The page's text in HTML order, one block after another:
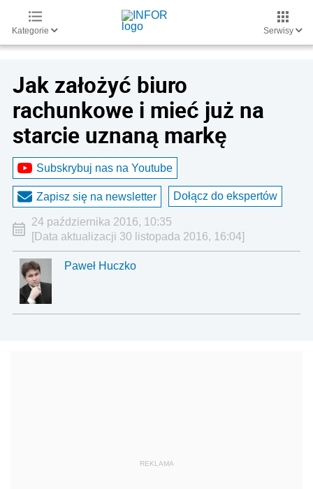
Kategorie Serwisy
Jak założyć biuro
rachunkowe i mieć już na
starcie uznaną markę
Subskrybuj nas na Youtube
Zapisz się na newsletter Dołącz do ekspertów
24 października 2016, 10:35
[Data aktualizacji 30 listopada 2016, 16:04]
Paweł Huczko